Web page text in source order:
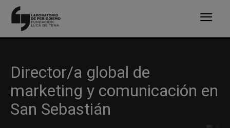
Director/a global de
marketing y comunicación en
San Sebastián